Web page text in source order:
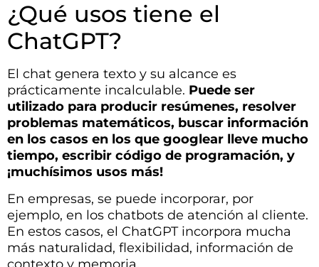
utilizado para producir resúmenes, resolver
problemas matemáticos, buscar información
en los casos en los que googlear lleve mucho
¡muchísimos usos más!
En empresas, se puede incorporar, por
ejemplo, en los chatbots de atención al cliente.
En estos casos, el ChatGPT incorpora mucha
más naturalidad, flexibilidad, información de
contexto y memoria.
También puede reemplazar losdashboards
con una sola pregunta se puede consultar
cualquier información sobre la empresa. Es
una herramienta mucho más práctica y rápida
para obtener un dato en menor tiempo.